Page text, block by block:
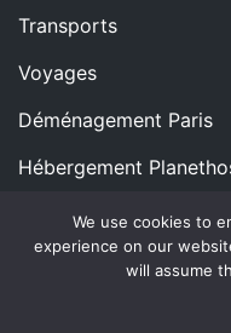
Transports
Voyages
Déménagement Paris
Hébergement
Copyright © All
We use cookies to
experience on our
will assume